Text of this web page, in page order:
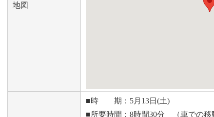
地図
■時 期：5月13日(土)
■所要時間：8時間30分 （車での移